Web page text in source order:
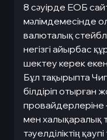
8 сәуірде ЕОБ
мәлімдемесінде
валюталық
негізгі айырбас
шектеу керек
Бұл тақырыпта
білдіріп отырған
провайдерлеріне
мен халықаралық
тәуелділіктің